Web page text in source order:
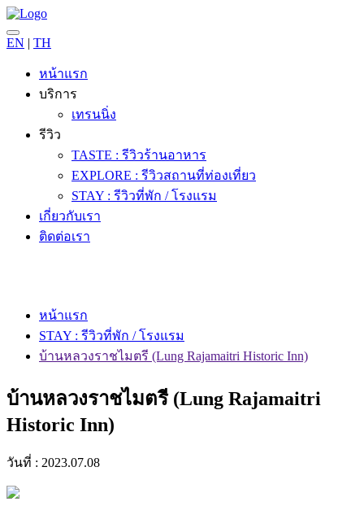
EN | TH
หน้าแรก
บริการ
เทรนนิ่ง
รีวิว
TASTE : รีวิวร้านอาหาร
EXPLORE : รีวิวสถานที่ท่องเที่ยว
STAY : รีวิวที่พัก / โรงแรม
เกี่ยวกับเรา
ติดต่อเรา
หน้าแรก
STAY : รีวิวที่พัก / โรงแรม
บ้านหลวงราชไมตรี (Lung Rajamaitri Historic Inn)
บ้านหลวงราชไมตรี (Lung Rajamaitri
Historic Inn)
วันที่ : 2023.07.08